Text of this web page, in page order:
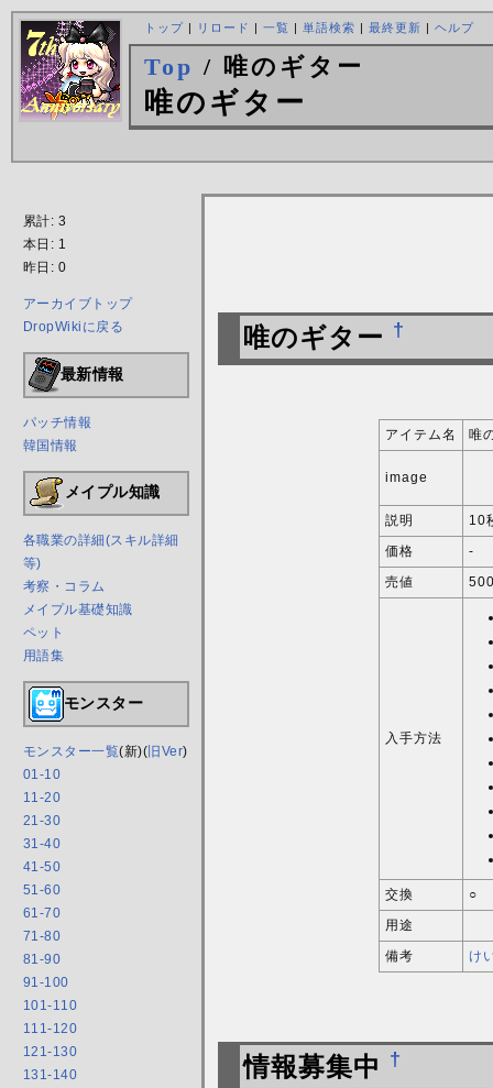
トップ| リロード | 一覧 | 単語検索 | 最終更新 | ヘルプ
Top / 唯のギター
唯のギター
累計: 3
本日: 1
昨日: 0
アーカイブトップ
DropWikiに戻る
最新情報
パッチ情報
韓国情報
メイプル知識
各職業の詳細(スキル詳細
等)
考察・コラム
メイプル基礎知識
ペット
用語集
モンスター
モンスター一覧(新)( 旧Ver)
01-10
11-20
21-30
31-40
41-50
51-60
61-70
71-80
81-90
91-100
101-110
111-120
121-130
131-140
唯のギター †
アイテム名 唯
image
説明
10
価格
-
売値
入手方法
交換
○
用途
備考
け
情報募集中 †